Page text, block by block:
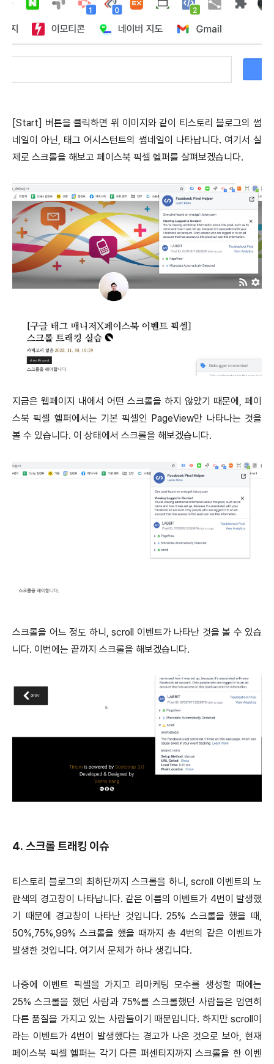
[Start] 버튼을 클릭하면 위 이미지와 같이 티스토리 블로그의 썸
네일이 아닌, 태그 어시스턴트의 썸네일이 나타납니다. 여기서 실
제로 스크롤을 해보고 페이스북 픽셀 헬퍼를 살펴보겠습니다.
지금은 웹페이지 내에서 어떤 스크롤을 하지 않았기 때문에, 페이
스북 픽셀 헬퍼에서는 기본 픽셀인 PageView만 나타나는 것을
볼 수 있습니다. 이 상태에서 스크롤을 해보겠습니다.
스크롤을 어느 정도 하니, scroll 이벤트가 나타난 것을 볼 수 있습
니다. 이번에는 끝까지 스크롤을 해보겠습니다.
4. 스크롤 트래킹 이슈
티스토리 블로그의 최하단까지 스크롤을 하니, scroll 이벤트의 노
란색의 경고창이 나타납니다. 같은 이름의 이벤트가 4번이 발생했
기 때문에 경고창이 나타난 것입니다. 25% 스크롤을 했을 때,
50%,75%,99% 스크롤을 했을 때까지 총 4번의 같은 이벤트가
발생한 것입니다. 여기서 문제가 하나 생깁니다.
나중에 이벤트 픽셀을 가지고 리마케팅 모수를 생성할 때에는
25% 스크롤을 했던 사람과 75%를 스크롤했던 사람들은 엄연히
다른 품질을 가지고 있는 사람들이기 때문입니다. 하지만 scroll이
라는 이벤트가 4번이 발생했다는 경고가 나온 것으로 보아, 현재
페이스북 픽셀 헬퍼는 각기 다른 퍼센티지까지 스크롤을 한 이벤